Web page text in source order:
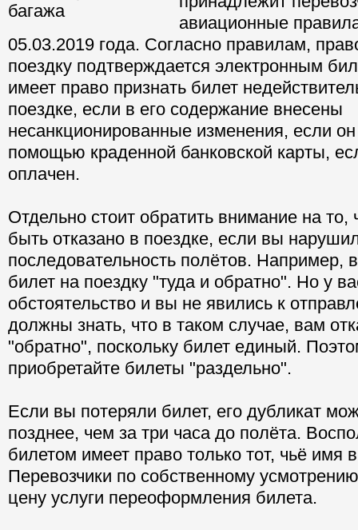
авиационные
05.03.2019 года. Согласно правилам,
поездку подтверждается электронным
имеет право признать билет
поездке, если в его содержание внесены
несанкционированные изменения, если
помощью краденной банковской карты,
оплачен.
Отдельно стоит обратить внимание на то,
быть отказано в поездке, если вы
последовательность полётов. Например,
билет на поездку "туда и обратно". Но у
обстоятельство и вы не явились к
должны знать, что в таком случае, вам
"обратно", поскольку билет единый.
приобретайте билеты "раздельно".
Если вы потеряли билет, его дубликат
позднее, чем за три часа до полёта.
билетом имеет право только тот, чьё имя
Перевозчики по собственному
цену услуги переоформления билета.